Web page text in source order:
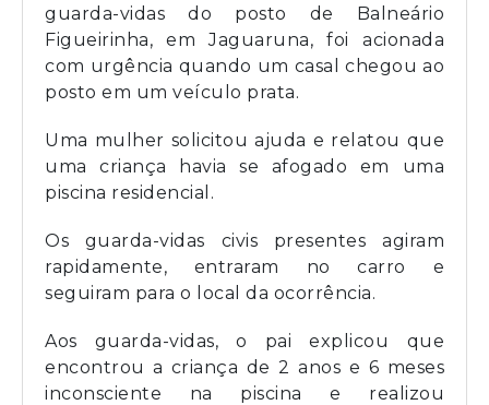
guarda-vidas do posto de Balneário
Figueirinha, em Jaguaruna, foi acionada
com urgência quando um casal chegou ao
posto em um veículo prata.
Uma mulher solicitou ajuda e relatou que
uma criança havia se afogado em uma
piscina residencial.
Os guarda-vidas civis presentes agiram
rapidamente, entraram no carro e
seguiram para o local da ocorrência.
Aos guarda-vidas, o pai explicou que
encontrou a criança de 2 anos e 6 meses
inconsciente na piscina e realizou